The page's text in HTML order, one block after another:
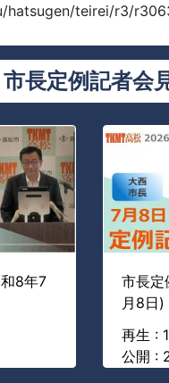
hatsugen/teirei/r3/
市長定例記者会
8年7
市長定
月8日)
再生 :
公開 :